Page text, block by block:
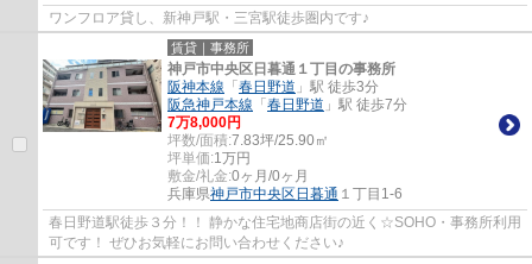
ワンフロア貸し、新神戸駅・三宮駅徒歩圏内です♪
賃貸｜事務所
神戸市中央区日暮通１丁目の事務所
阪神本線 「 春日野道 」駅 徒歩3分
阪急神戸本線 「 春日野道 」駅 徒歩7分
7万8,000円
坪数/面積:7.83坪/25.90㎡
坪単価:1万円
敷金/礼金:0ヶ月/0ヶ月
兵庫県神戸市中央区 日暮通 １丁目1-6
春日野道駅徒歩３分！！ 静かな住宅地商店街の近く☆SOHO・事務所利用
可です！ ぜひお気軽にお問い合わせください♪